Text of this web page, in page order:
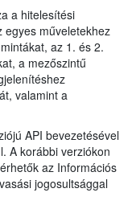
a hitelesítési
egyes műveletekhez
az 1. és 2.
a mezőszintű
valamint a
API bevezetésével
A korábbi verziókon
az Információs
jogosultsággal